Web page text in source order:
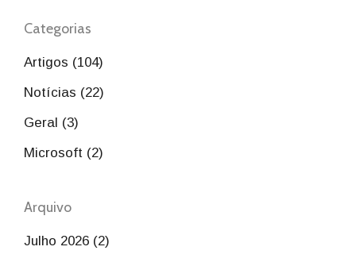
Categorias
Artigos (104)
Notícias (22)
Geral (3)
Microsoft (2)
Arquivo
Julho 2026 (2)